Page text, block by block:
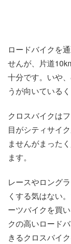
ロードバイクを
せんが、片道
十分です。いや
うが向いているく
クロスバイクは
目がシティサイ
ませんがまった
ます。
レースやロング
くする気はない
ーツバイクを買
クの高いロード
きるクロスバイ